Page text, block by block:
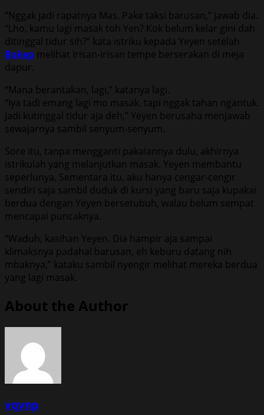
“Nggak jadi rapatnya Mas. Pake taksi barusan,” jawab dia.
“Lho, kamu lagi masak toh Yen? Kok belum kelar gini dah
ditinggal tidur sih?” kata istriku kepada Yeyen setelah
Bokep melihat irisan-irisan tempe berserakan di meja
dapur.
“Mana berantakan, lagi,” katanya lagi.
“Iya tadi emang lagi mo masak. tapi nggak tahan ngantuk.
Jadi kutinggal tidur aja deh,” Yeyen berusaha menjawab
sewajarnya sambil senyum-senyum.
Sore itu, tanpa mengganti pakaiannya dulu, akhirnya
istrikulah yang melanjutkan masak. Yeyen membantu
seperlunya. Sementara itu, aku hanya cengar-cengir
sendiri saja sambil duduk di kursi yang baru saja kupakai
berdua dengan Yeyen bersetubuh, walau belum sempat
mencapai puncaknya.
“Waduh, kasihan Yeyen. Dia hampir aja sampai
klimaksnya padahal barusan, eh keburu datang nih
mbaknya,” kataku sambil nyengir melihat mereka berdua
yang lagi masak.
About the Author
vqvnp